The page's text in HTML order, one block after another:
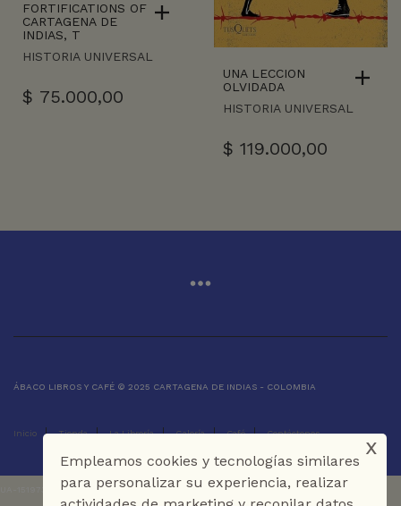
FORTIFICATIONS OF
CARTAGENA DE
INDIAS, T
HISTORIA UNIVERSAL
$ 75.000,00
UNA LECCION
OLVIDADA
HISTORIA UNIVERSAL
$ 119.000,00
ÁBACO LIBROS Y CAFÉ © 2025 CARTAGENA DE INDIAS - COLOMBIA
Inicio Tienda La Librería Galería Café Contáctenos
UA-151973273-1
Empleamos cookies y tecnologías similares
para personalizar su experiencia, realizar
x